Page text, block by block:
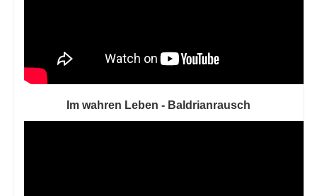
Im wahren Leben - Baldrianrausch